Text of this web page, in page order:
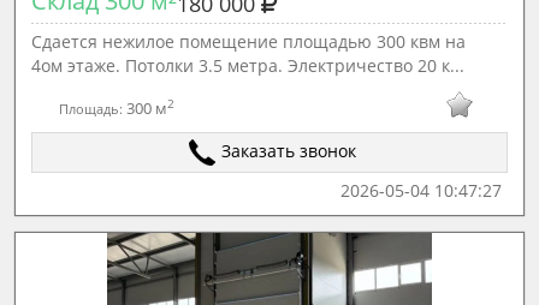
Сдается нежилое помещение площадью 300 квм на
4ом этаже. Потолки 3.5 метра. Электричество 20 к...
Площадь:300 м2
Заказать звонок
2026-05-04 10:47:27